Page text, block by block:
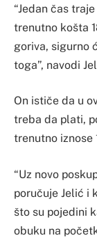
“Jedan čas
trenutno košta
goriva, sigurno
toga”, navodi
On ističe da u
treba da plati,
trenutno iznose
“Uz novo
poručuje Jelić i
što su pojedini
obuku na